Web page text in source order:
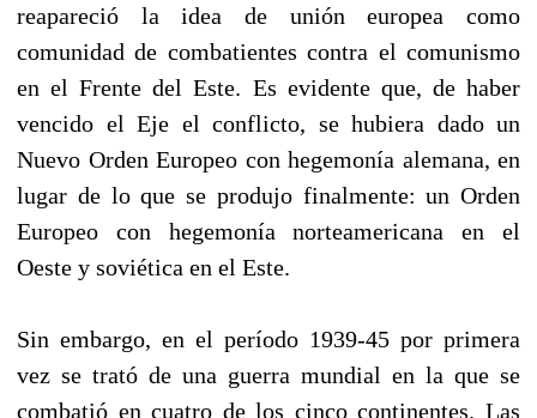
reapareció la idea de unión europea como
comunidad de combatientes contra el comunismo
en el Frente del Este. Es evidente que, de haber
vencido el Eje el conflicto, se hubiera dado un
Nuevo Orden Europeo con hegemonía alemana, en
lugar de lo que se produjo finalmente: un Orden
Europeo con hegemonía norteamericana en el
Oeste y soviética en el Este.
Sin embargo, en el período 1939-45 por primera
vez se trató de una guerra mundial en la que se
combatió en cuatro de los cinco continentes. Las